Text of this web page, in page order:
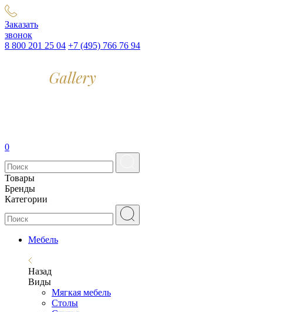
Заказать
звонок
8 800 201 25 04 +7 (495) 766 76 94
0
Товары
Бренды
Категории
Мебель
Назад
Виды
Мягкая мебель
Столы